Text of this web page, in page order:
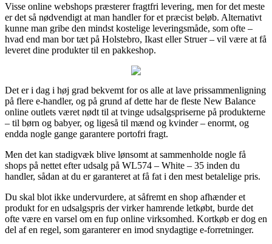
Visse online webshops præsterer fragtfri levering, men for det meste
er det så nødvendigt at man handler for et præcist beløb. Alternativt
kunne man gribe den mindst kostelige leveringsmåde, som ofte –
hvad end man bor tæt på Holstebro, Ikast eller Struer – vil være at få
leveret dine produkter til en pakkeshop.
Det er i dag i høj grad bekvemt for os alle at lave prissammenligning
på flere e-handler, og på grund af dette har de fleste New Balance
online outlets været nødt til at tvinge udsalgspriserne på produkterne
– til børn og babyer, og ligeså til mænd og kvinder – enormt, og
endda nogle gange garantere portofri fragt.
Men det kan stadigvæk blive lønsomt at sammenholde nogle få
shops på nettet efter udsalg på WL574 – White – 35 inden du
handler, sådan at du er garanteret at få fat i den mest betalelige pris.
Du skal blot ikke undervurdere, at såfremt en shop afhænder et
produkt for en udsalgspris der virker hamrende letkøbt, burde det
ofte være en varsel om en fup online virksomhed. Kortkøb er dog en
del af en regel, som garanterer en imod snydagtige e-forretninger.